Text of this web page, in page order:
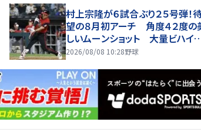
村上宗隆が６試合ぶり２５号弾！
望の８月初アーチ 角度４２度の
しいムーンショット 大量ビハイ
ドのチームを鼓舞する一撃
2026/08/08 10:28野球